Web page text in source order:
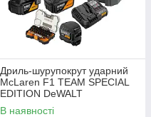
Дриль-шурупокрут ударний
McLaren F1 TEAM SPECIAL
EDITION DeWALT
DCD86MP2KT
В наявності